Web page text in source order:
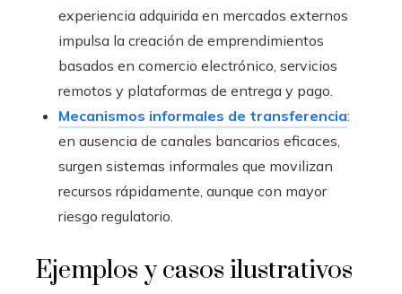
experiencia adquirida en mercados externos
impulsa la creación de emprendimientos
basados en comercio electrónico, servicios
remotos y plataformas de entrega y pago.
Mecanismos informales de transferencia:
en ausencia de canales bancarios eficaces,
surgen sistemas informales que movilizan
recursos rápidamente, aunque con mayor
riesgo regulatorio.
Ejemplos y casos ilustrativos